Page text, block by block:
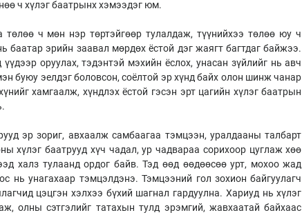
ч хүлэг баатрынх хэмээдэг юм.
төлөө ч мөн нэр төртэйгөөр тулалдаж, түүнийхээ төлөө юу ч
баатар эрийн заавал мөрдөх ёстой дэг жаягт багтдаг байжээ.
оруулах, тэдэнтэй мэхийн ёслох, унасан зүйлийг нь авч
буюу эелдэг боловсон, соёлтой эр хүнд байх олон шинж чанар
хамгаалж, хүндлэх ёстой гэсэн эрт цагийн хүлэг баатрын
эр зориг, авхаалж самбаагаа тэмцээн, уралдааны талбарт
хүлэг баатрууд хүч чадал, ур чадвараа сорихоор цуглаж хөө
халз тулаанд ордог байв. Тэд өөд өөдөөсөө урт, мохоо жад
нь унагахаар тэмцэлдэнэ. Тэмцээний гол зохион байгуулагч
цэцгэн хэлхээ бүхий шагнал гардуулна. Хариуд нь хүлэг
олны сэтгэлийг татахын тулд эрэмгий, жавхаатай байхаас